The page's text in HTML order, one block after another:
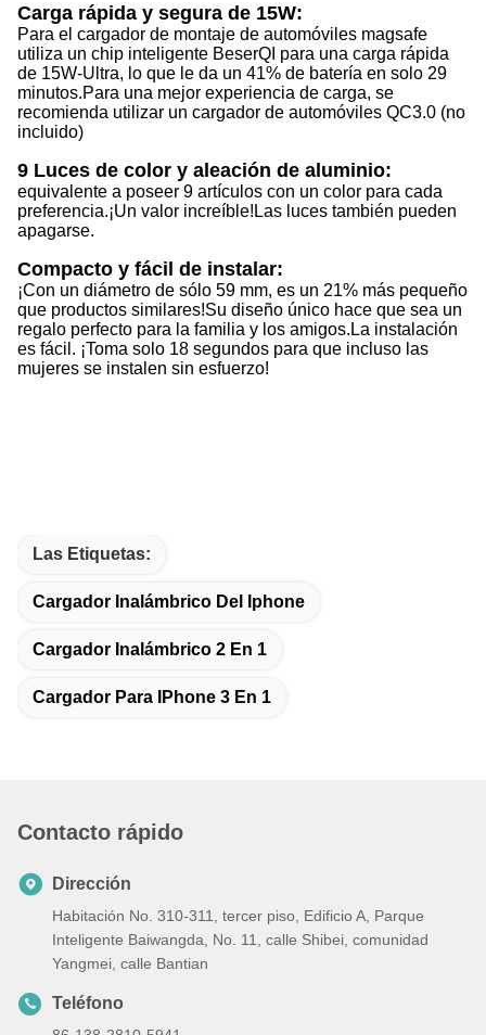
Carga rápida y segura de 15W:
Para el cargador de montaje de automóviles magsafe
utiliza un chip inteligente BeserQI para una carga rápida
de 15W-Ultra, lo que le da un 41% de batería en solo 29
minutos.Para una mejor experiencia de carga, se
recomienda utilizar un cargador de automóviles QC3.0 (no
incluido)
9 Luces de color y aleación de aluminio:
equivalente a poseer 9 artículos con un color para cada
preferencia.¡Un valor increíble! Las luces también pueden
apagarse.
Compacto y fácil de instalar:
¡Con un diámetro de sólo 59 mm, es un 21% más pequeño
que productos similares!Su diseño único hace que sea un
regalo perfecto para la familia y los amigos. La instalación
es fácil. ¡Toma solo 18 segundos para que incluso las
mujeres se instalen sin esfuerzo!
Las Etiquetas:
Cargador Inalámbrico Del Iphone
Cargador Inalámbrico 2 En 1
Cargador Para IPhone 3 En 1
Contacto rápido
Dirección
Habitación No. 310-311, tercer piso, Edificio A, Parque
Inteligente Baiwangda, No. 11, calle Shibei, comunidad
Yangmei, calle Bantian
Teléfono